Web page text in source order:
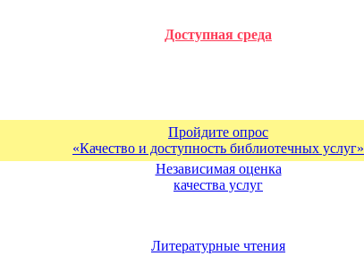
Доступная среда
Пройдите опрос
«Качество и доступность библиотечных услуг»
Независимая оценка
качества услуг
Литературные чтения